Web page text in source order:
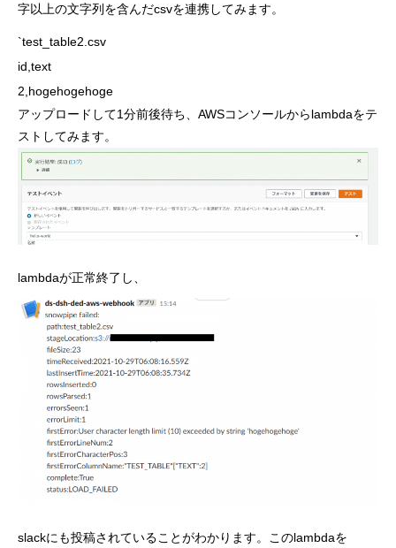
字以上の文字列を含んだcsvを連携してみます。
`test_table2.csv
id,text
2,hogehogehoge
アップロードして1分前後待ち、AWSコンソールからlambdaをテ
ストしてみます。
lambdaが正常終了し、
slackにも投稿されていることがわかります。このlambdaを